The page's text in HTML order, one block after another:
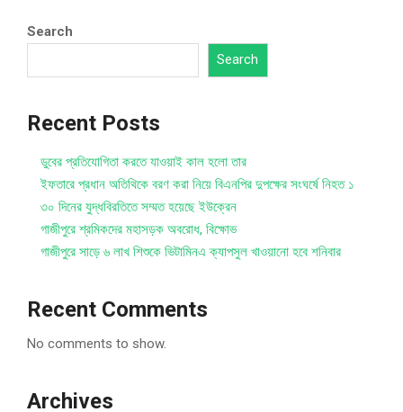
Search
Search
Recent Posts
ডুবের প্রতিযোগিতা করতে যাওয়াই কাল হলো তার
ইফতারে প্রধান অতিথিকে বরণ করা নিয়ে বিএনপির দুপক্ষের সংঘর্ষে নিহত ১
৩০ দিনের যুদ্ধবিরতিতে সম্মত হয়েছে ইউক্রেন
গাজীপুরে শ্রমিকদের মহাসড়ক অবরোধ, বিক্ষোভ
গাজীপুরে সাড়ে ৬ লাখ শিশুকে ভিটামিনএ ক্যাপসুল খাওয়ানো হবে শনিবার
Recent Comments
No comments to show.
Archives